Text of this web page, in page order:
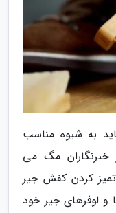
به شیوه مناسب
مگ می
کردن کفش جیر
و لوفرهای جیر خود